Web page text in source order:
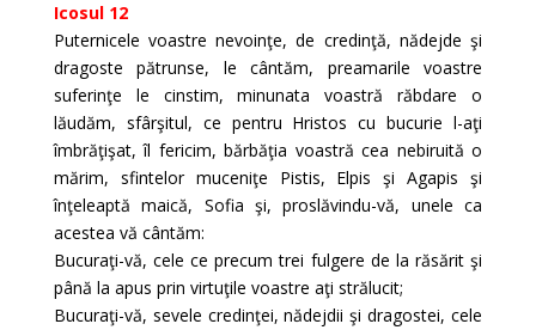
Icosul 12
Puternicele voastre nevoinţe, de credinţă, nădejde şi
dragoste pătrunse, le cântăm, preamarile voastre
suferinţe le cinstim, minunata voastră răbdare o
lăudăm, sfârşitul, ce pentru Hristos cu bucurie l-aţi
îmbrăţişat, îl fericim, bărbăţia voastră cea nebiruită o
mărim, sfintelor muceniţe Pistis, Elpis şi Agapis şi
înţeleaptă maică, Sofia şi, proslăvindu-vă, unele ca
acestea vă cântăm:
Bucuraţi-vă, cele ce precum trei fulgere de la răsărit şi
până la apus prin virtuţile voastre aţi strălucit;
Bucuraţi-vă, sevele credinţei, nădejdii şi dragostei, cele